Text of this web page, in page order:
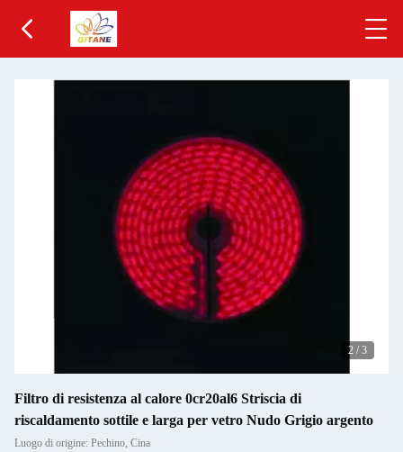
2 / 3
Filtro di resistenza al calore 0cr20al6 Striscia di
riscaldamento sottile e larga per vetro Nudo Grigio argento
Luogo di origine: Pechino, Cina